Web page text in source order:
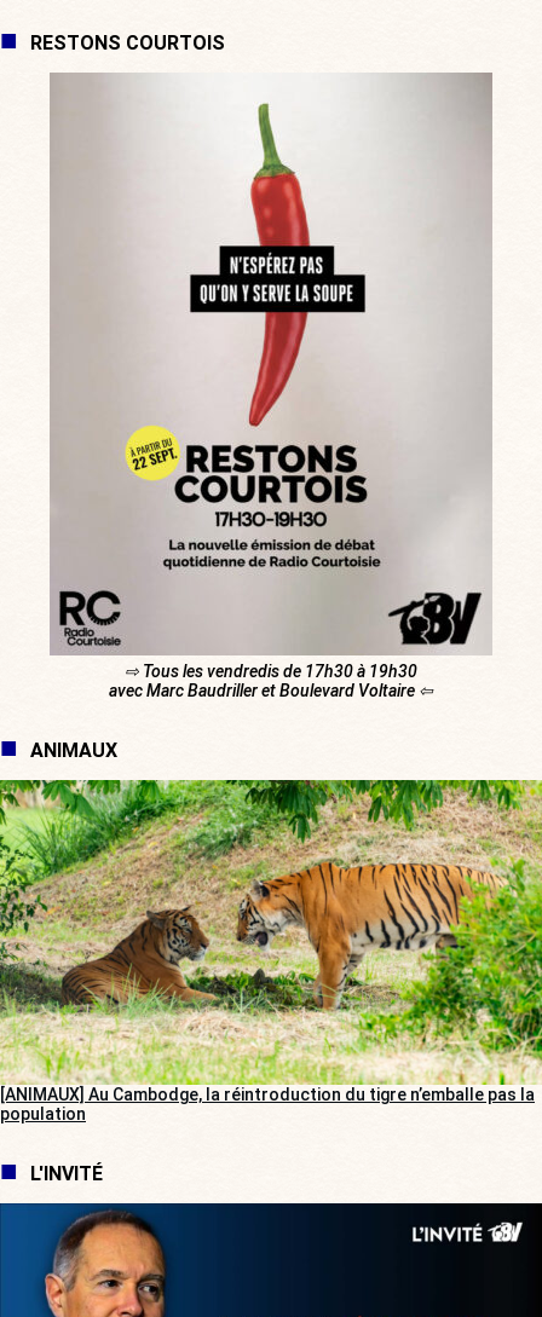
RESTONS COURTOIS
⇨ Tous les vendredis de 17h30 à 19h30
avec Marc Baudriller et Boulevard Voltaire ⇦
ANIMAUX
[ANIMAUX] Au Cambodge, la réintroduction du tigre n’emballe pas la
population
L'INVITÉ